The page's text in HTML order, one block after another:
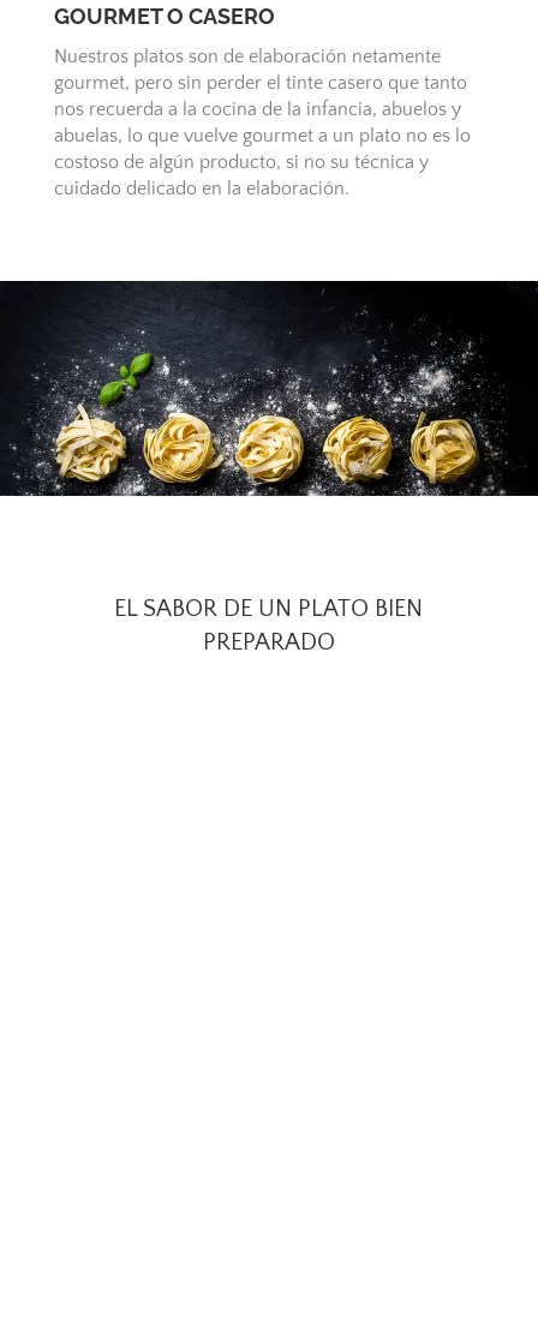
GOURMET O CASERO
Nuestros platos son de elaboración netamente
gourmet, pero sin perder el tinte casero que tanto
nos recuerda a la cocina de la infancia, abuelos y
abuelas, lo que vuelve gourmet a un plato no es lo
costoso de algún producto, si no su técnica y
cuidado delicado en la elaboración.
EL SABOR DE UN PLATO BIEN
PREPARADO